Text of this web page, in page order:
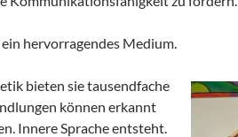
hervorragendes Medium.
bieten sie tausendfache
können erkannt
Innere Sprache entsteht.